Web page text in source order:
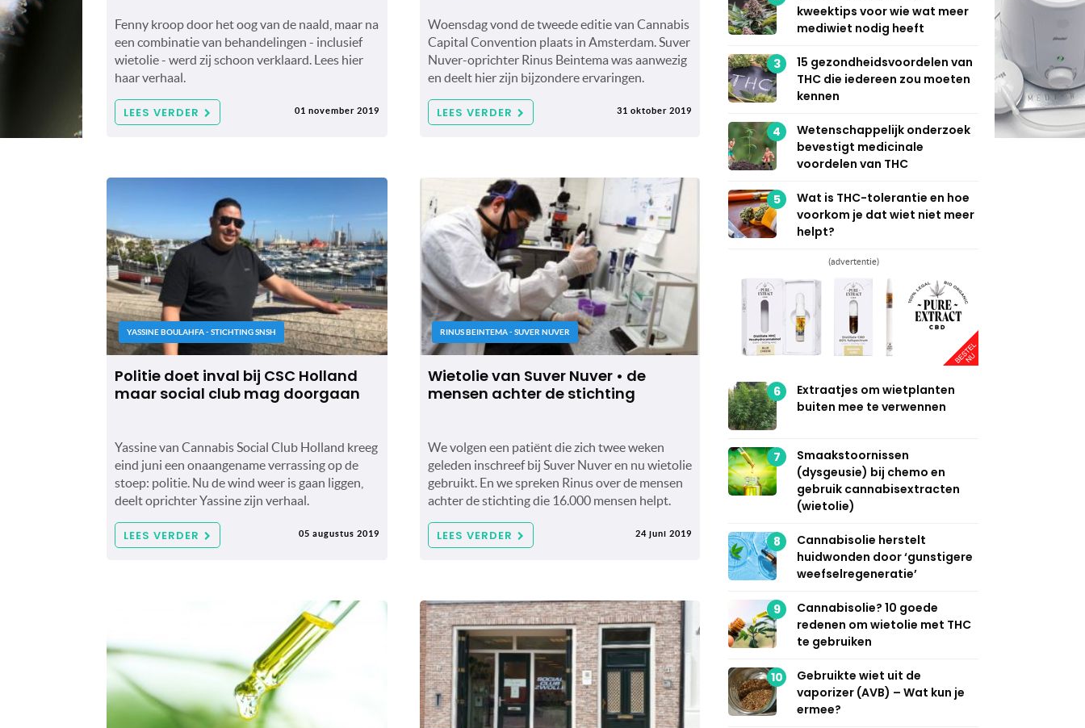
Fenny kroop door het oog van de naald, maar na
een combinatie van behandelingen - inclusief
wietolie - werd zij schoon verklaard. Lees hier
haar verhaal.
LEES VERDER 01 november 2019
Woensdag vond de tweede editie van Cannabis
Capital Convention plaats in Amsterdam. Suver
Nuver-oprichter Rinus Beintema was aanwezig
en deelt hier zijn bijzondere ervaringen.
LEES VERDER 31 oktober 2019
YASSINE BOULAHFA - STICHTING SNSH
Politie doet inval bij CSC Holland
maar social club mag doorgaan
Yassine van Cannabis Social Club Holland kreeg
eind juni een onaangename verrassing op de
stoep: politie. Nu de wind weer is gaan liggen,
deelt oprichter Yassine zijn verhaal.
LEES VERDER 05 augustus 2019
RINUS BEINTEMA - SUVER NUVER
Wietolie van Suver Nuver • de
mensen achter de stichting
We volgen een patiënt die zich twee weken
geleden inschreef bij Suver Nuver en nu wietolie
gebruikt. En we spreken Rinus over de mensen
achter de stichting die 16.000 mensen helpt.
LEES VERDER 24 juni 2019
kweektips voor wie wat meer
mediwiet nodig heeft
3
15 gezondheidsvoordelen van
THC die iedereen zou moeten
kennen
4
Wetenschappelijk onderzoek
bevestigt medicinale
voordelen van THC
5
Wat is THC-tolerantie en hoe
voorkom je dat wiet niet meer
helpt?
(advertentie)
6
Extraatjes om wietplanten
buiten mee te verwennen
7
Smaakstoornissen
(dysgeusie) bij chemo en
gebruik cannabisextracten
(wietolie)
8
Cannabisolie herstelt
huidwonden door ‘gunstigere
weefselregeneratie’
9
Cannabisolie? 10 goede
redenen om wietolie met THC
te gebruiken
10
Gebruikte wiet uit de
vaporizer (AVB) – Wat kun je
ermee?